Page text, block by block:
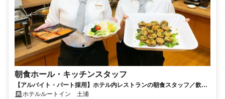
朝食ホール・キッチンスタッフ
【アルバイト・パート採用】ホテル内レストランの朝食スタッフ／飲食
未経験歓迎！主婦(夫)さん活躍中
ホテルルートイン 土浦